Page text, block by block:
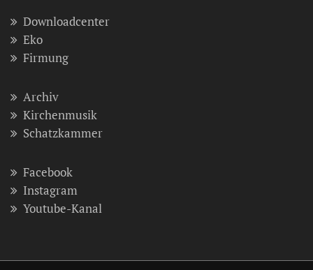
Downloadcenter
Eko
Firmung
Archiv
Kirchenmusik
Schatzkammer
Facebook
Instagram
Youtube-Kanal